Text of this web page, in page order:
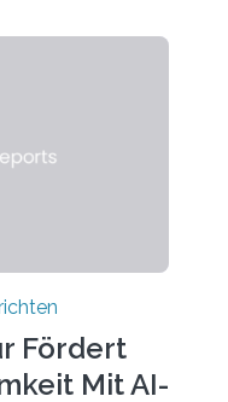
Fördert
Mit AI-